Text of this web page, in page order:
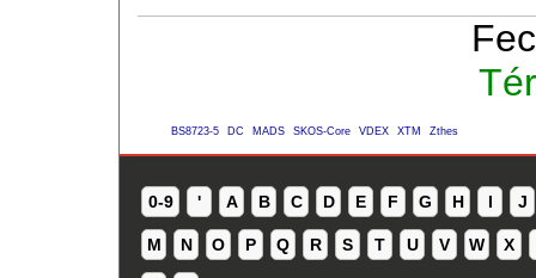
BS8723-5 DC MADS SKOS-Core VDEX XTM Zthes
0-9 ' A B C D E F G H I J
M N O P Q R S T U V W X